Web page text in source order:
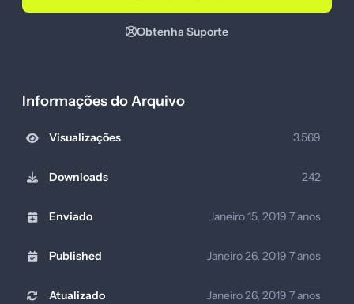
Obtenha Suporte
Informações do Arquivo
Visualizações 3.569
Downloads 242
Enviado Janeiro 15, 2019 7 anos
Published Janeiro 26, 2019 7 anos
Atualizado Janeiro 26, 2019 7 anos